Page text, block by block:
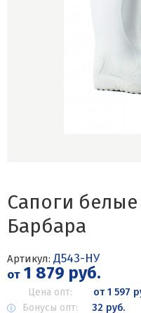
Сапоги
Барбара
Артикул: Д543-НУ
от1 879 руб.
Цена опт:
от 1 597
Бонусы опт:
32 руб.